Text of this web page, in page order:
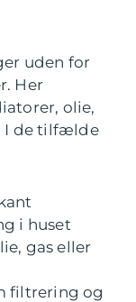
uden for
Her
olie,
I de tilfælde
i huset
gas eller
filtrering og